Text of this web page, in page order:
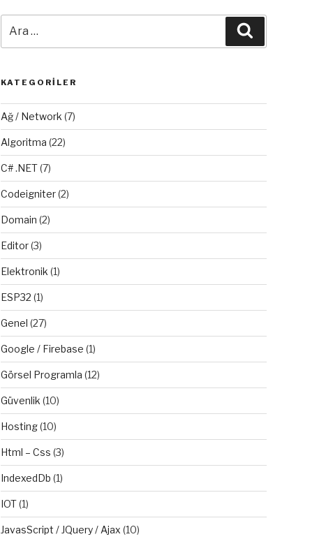
KATEGORILER
Ağ / Network (7)
Algoritma (22)
C# .NET(7)
Codeigniter(2)
Domain (2)
Editor(3)
Elektronik (1)
ESP32 (1)
Genel (27)
Google / Firebase (1)
Görsel Programla (12)
Güvenlik (10)
Hosting(10)
Html – Css (3)
IndexedDb (1)
IOT(1)
JavasScript / JQuery / Ajax (10)